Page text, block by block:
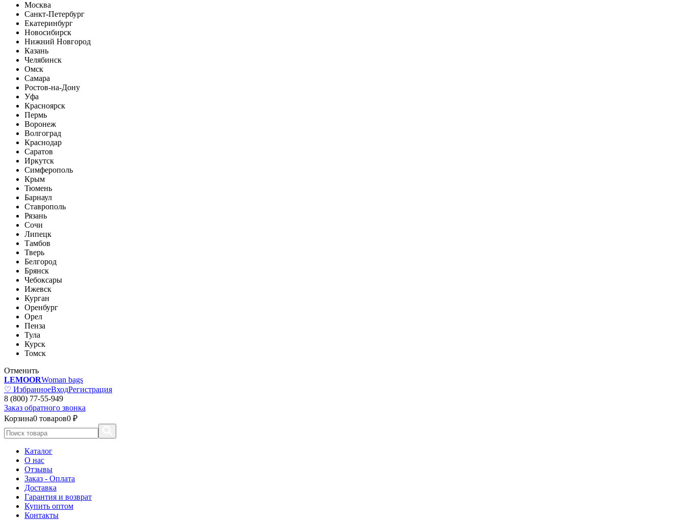
Москва
Санкт-Петербург
Екатеринбург
Новосибирск
Нижний Новгород
Казань
Челябинск
Омск
Самара
Ростов-на-Дону
Уфа
Красноярск
Пермь
Воронеж
Волгоград
Краснодар
Саратов
Иркутск
Симферополь
Крым
Тюмень
Барнаул
Ставрополь
Рязань
Сочи
Липецк
Тамбов
Тверь
Белгород
Брянск
Чебоксары
Ижевск
Курган
Оренбург
Орел
Пенза
Тула
Курск
Томск
Отменить
LEMOORWoman bags
♡ ИзбранноеВходРегистрация
8 (800) 77-55-949
Заказ обратного звонка
Корзина0 товаров0 ₽
Каталог
О нас
Отзывы
Заказ - Оплата
Доставка
Гарантия и возврат
Купить оптом
Контакты